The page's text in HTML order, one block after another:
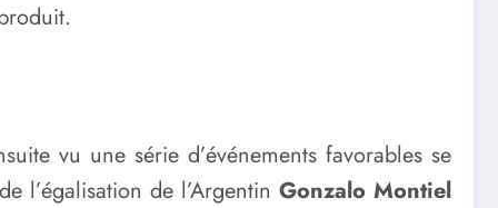
vu une série d’événements favorables se
l’égalisation de l’Argentin Gonzalo Montiel